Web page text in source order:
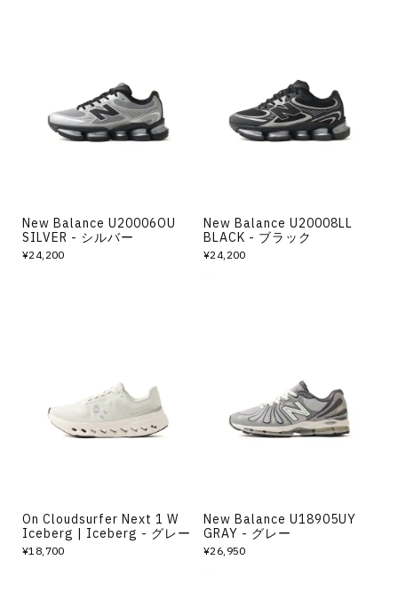
New Balance U20006OU
SILVER - シルバー
¥24,200
New Balance U20008LL
BLACK - ブラック
¥24,200
On Cloudsurfer Next 1 W
Iceberg | Iceberg - グレー
¥18,700
New Balance U18905UY
GRAY - グレー
¥26,950